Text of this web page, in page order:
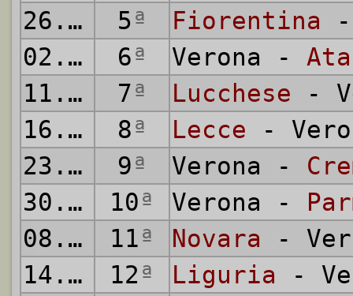
26.10.
1930
5ª Fiorentina -
02.11.
1930
6ª Verona -
11.11.
1930
7ª Lucchese -
16.11.
1930
8ª Lecce -
23.11.
1930
9ª Verona -
30.11.
1930
10ª Verona -
08.12.
1930
11ª Novara -
14.12.
1930
12ª Liguria -